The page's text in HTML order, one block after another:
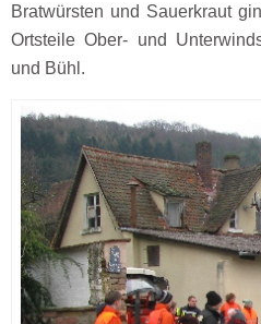
Bratwürsten und Sauerkraut
Ortsteile Ober- und
und Bühl.